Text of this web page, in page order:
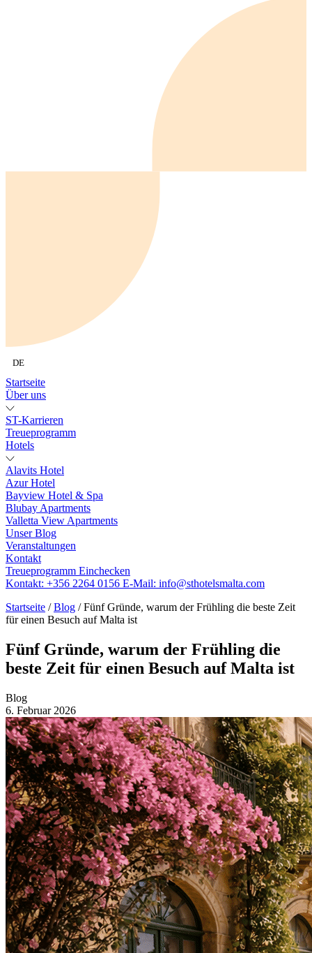
DE
Startseite
Über uns
ST-Karrieren
Treueprogramm
Hotels
Alavits Hotel
Azur Hotel
Bayview Hotel & Spa
Blubay Apartments
Valletta View Apartments
Unser Blog
Veranstaltungen
Kontakt
Treueprogramm Einchecken
Kontakt: +356 2264 0156 E-Mail: info@sthotelsmalta.com
Startseite /Blog /Fünf Gründe, warum der Frühling die beste Zeit
für einen Besuch auf Malta ist
Fünf Gründe, warum der Frühling die
beste Zeit für einen Besuch auf Malta ist
Blog
6. Februar 2026